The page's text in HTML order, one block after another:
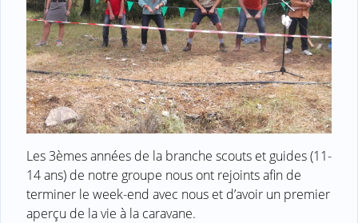
Les 3èmes années de la branche scouts et guides (11-
14 ans) de notre groupe nous ont rejoints afin de
terminer le week-end avec nous et d’avoir un premier
aperçu de la vie à la caravane.